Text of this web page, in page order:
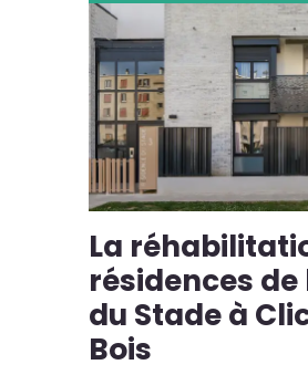
La
résidences
du Stade à
Bois